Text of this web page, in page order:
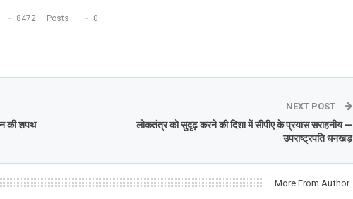
8472 Posts 0
की शपथ
NEXT POST
लोकतंत्र को सुदृढ़ करने की दिशा में सीपीए के प्रयास सराहनीय —
उपराष्ट्रपति धनखड़
More From Author